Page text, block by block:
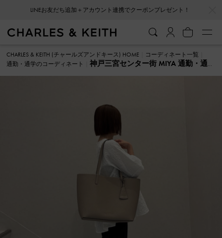
LINEお友だち追加＋アカウント連携でクーポンプレゼント！
CHARLES & KEITH (チャールズアンドキース) HOME
コーディネート一覧
通勤・通学のコーディネート
神戸三宮センター街 MIYA 通勤・通